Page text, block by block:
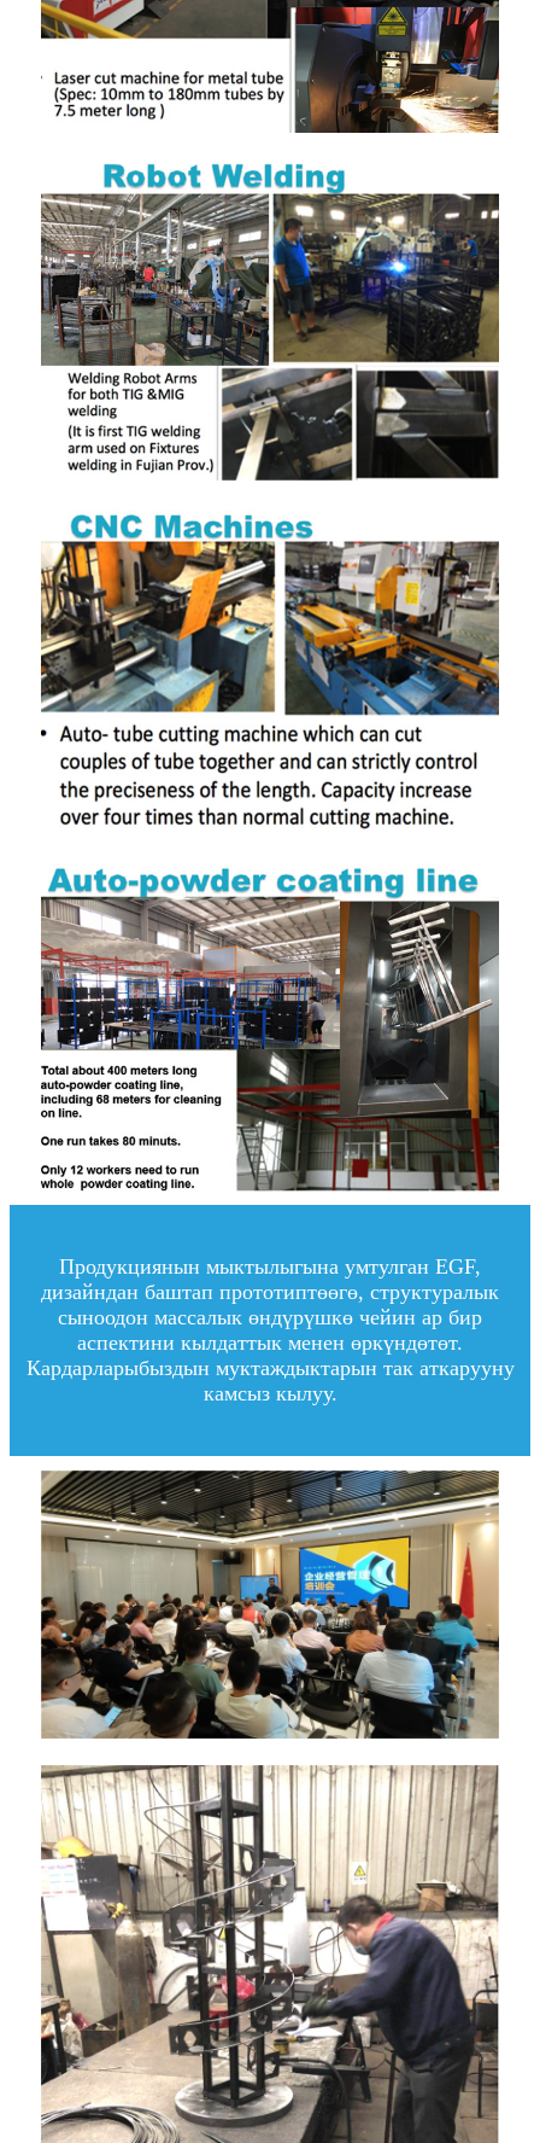
Продукциянын мыктылыгына умтулган EGF,
дизайндан баштап прототиптөөгө, структуралык
сыноодон массалык өндүрүшкө чейин ар бир
аспектини кылдаттык менен өркүндөтөт.
Кардарларыбыздын муктаждыктарын так аткарууну
камсыз кылуу.